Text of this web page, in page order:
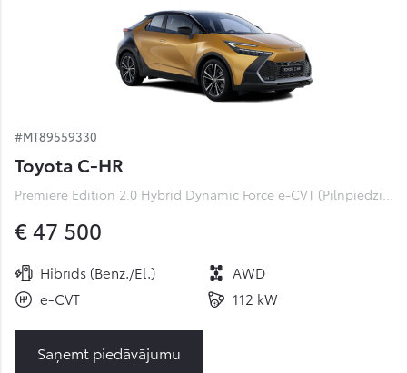
#MT89559330
Toyota C-HR
Premiere Edition 2.0 Hybrid Dynamic Force e-CVT (Pilnpiedziņa) (112 kW)
€ 47 500
Hibrīds (Benz./El.)
AWD
e-CVT
112 kW
Saņemt piedāvājumu